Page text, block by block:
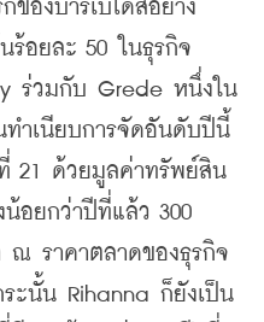
ของบาร์เบโดสอย่าง
ร้อยละ 50
ในธุรกิจ
ร่วมกับ Grede หนึ่งใน
ทำเนียบการจัดอันดับปีนี้
21 ด้วยมูลค่าทรัพย์สิน
น้อยกว่าปีที่แล้ว
ณ ราคาตลาดของธุรกิจ
ระนั้น Rihanna ก็ยังเป็น